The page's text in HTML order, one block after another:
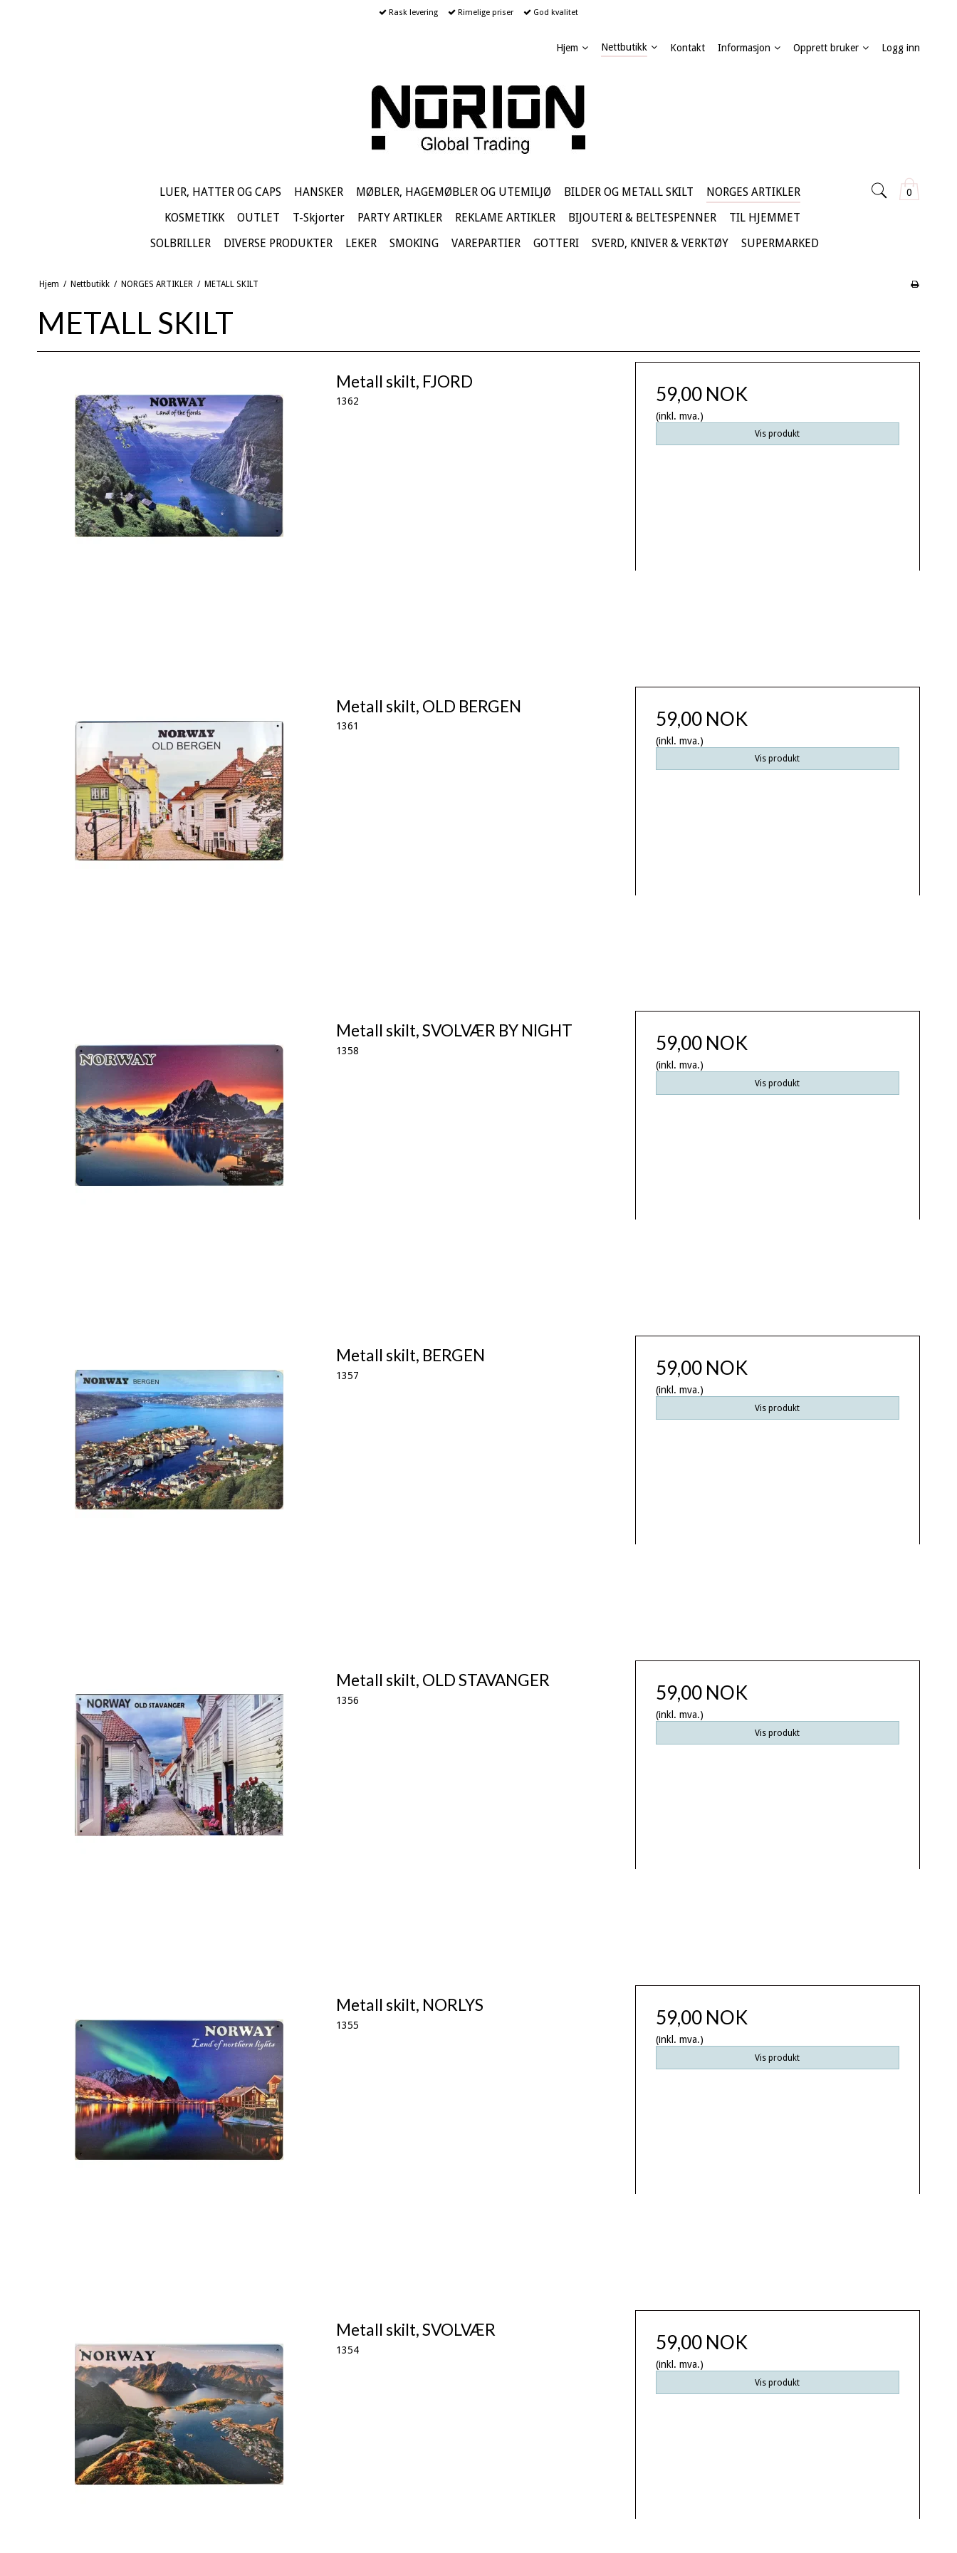
Rask levering Rimelige priser God kvalitet
Hjem Nettbutikk Kontakt Informasjon Opprett bruker Logg inn
0
LUER, HATTER OG CAPS HANSKER MØBLER, HAGEMØBLER OG UTEMILJØ BILDER OG METALL SKILT
NORGES ARTIKLER
KOSMETIKK
OUTLET T-Skjorter PARTY ARTIKLER REKLAME ARTIKLER BIJOUTERI & BELTESPENNER
TIL HJEMMET
SOLBRILLER
DIVERSE PRODUKTER LEKER SMOKING VAREPARTIER GOTTERI SVERD, KNIVER & VERKTØY SUPERMARKED
Hjem / Nettbutikk / NORGES ARTIKLER / METALL SKILT
METALL SKILT
Metall skilt, FJORD
1362 59,00 NOK
(inkl. mva.)
Vis produkt
Metall skilt, OLD BERGEN
1361 59,00 NOK
(inkl. mva.)
Vis produkt
Metall skilt, SVOLVÆR BY NIGHT
1358 59,00 NOK
(inkl. mva.)
Vis produkt
Metall skilt, BERGEN
1357 59,00 NOK
(inkl. mva.)
Vis produkt
Metall skilt, OLD STAVANGER
1356 59,00 NOK
(inkl. mva.)
Vis produkt
Metall skilt, NORLYS
1355 59,00 NOK
(inkl. mva.)
Vis produkt
Metall skilt, SVOLVÆR
1354 59,00 NOK
(inkl. mva.)
Vis produkt